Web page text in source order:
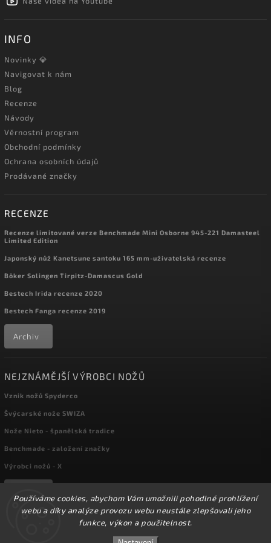
Používáme cookies, abychom Vám umožnili pohodlné prohlížení
webu a díky analýze provozu webu neustále zlepšovali jeho
funkce, výkon a použitelnost.
☀️Ve dnech 3-14.8 2026 máme zavřeno z důvodu
DOVOLENÉ. Eshop zůstává v provozu, objednávky
INFO
Novinky 💎
Navigovat k nám
Blog
Recenze
Návody
Věrnostní program
Obchodní podmínky
Ochrana osobních údajů
Prodávané značky
RECENZE
Recenze limitované verze Benchmade Mini Osborne 945-221 Damasteel
Limited Edition
Japonský nůž Kanetsune santoku 165 mm-uživatelská recenze
Böker Solingen Tirpitz-Damascus Gold
Bestech Irida recenze 2020
Bestech Fanga recenze 2019
Archiv
NEJZNÁMĚJŠÍ VÝROBCI NOŽŮ
Vznik nožů Spyderco
Švýcarské nože SWIZA
Nože Nieto - španělská tradice
Benchmade - založení značky
Výrobci nožů - X
kapesni-noze.cz